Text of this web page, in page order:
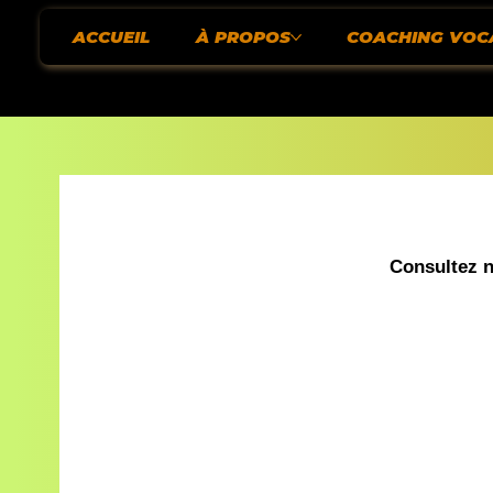
ACCUEIL À PROPOS COACHING
Consultez